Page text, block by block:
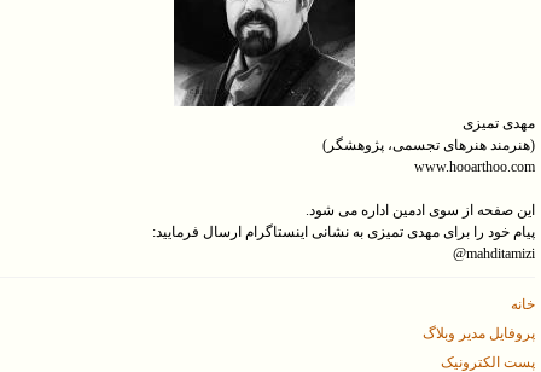
مهدی تمیزی
(هنرمند هنرهای تجسمی، پژوهشگر)
www.hooarthoo.com
این صفحه از سوی ادمین اداره می شود.
پیام خود را برای مهدی تمیزی به نشانی اینستاگرام ارسال فرمایید:
mahditamizi@
خانه
پروفایل مدیر وبلاگ
پست الکترونیک